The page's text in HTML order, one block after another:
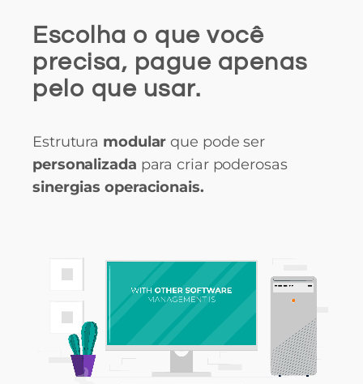
Escolha o que você
precisa, pague apenas
pelo que usar.
Estrutura modularque pode ser
personalizada para criar poderosas
sinergias operacionais.